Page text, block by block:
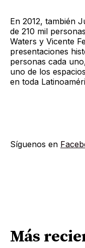
En 2012, también
de 210 mil
Waters y Vicente
presentaciones
personas cada
uno de los
en toda
Síguenos en
Más